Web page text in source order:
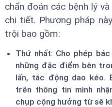
chẩn đoán các bệnh lý
chi tiết. Phương pháp
trội bao gồm:
Thứ nhất: Cho phép
những đặc điểm bên
lấn, tác động dao kéo.
trên thông tin mình
chụp cộng hưởng từ sẽ